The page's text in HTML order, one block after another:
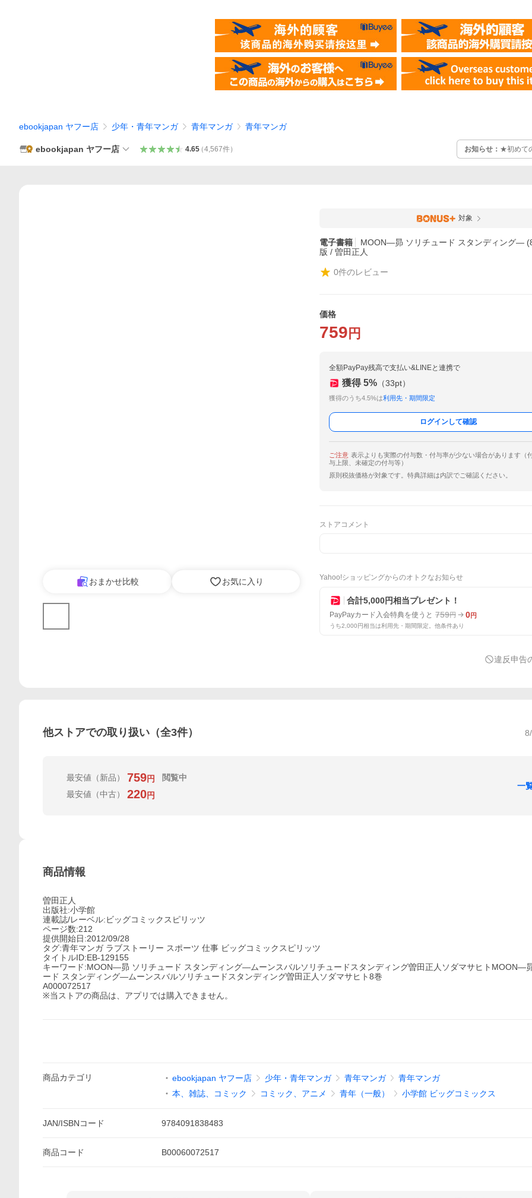
ebookjapan ヤフー店 少年・青年マンガ 青年マンガ 青年マンガ
ebookjapan ヤフー店 4.65（4,567件） お知らせ： ★初めて
おまかせ比較 お気に入り
対象
電子書籍
MOON―昴 ソリチュード スタンディング―
版 / 曽田正人
0件のレビュー
価格
759 円
全額PayPay残高で支払い&LINEと連携で
獲得 5% （33pt）
獲得のうち4.5%は利用先・期間限定
ログインして確認
ご注意 表示よりも実際の付与数・付与率が少ない場合があります（
与上限、未確定の付与等）
原則税抜価格が対象です。特典詳細は内訳でご確認ください。
ストアコメント
Yahoo!ショッピングからのオトクなお知らせ
合計5,000円相当プレゼント！
PayPayカード入会特典を使うと 759円 0円
うち2,000円相当は利用先・期間限定。他条件あり
違反申告
他ストアでの取り扱い（全3件）
最安値 （新品） 759円
閲覧中
最安値 （中古） 220円
一
商品情報
曽田正人
出版社:小学館
連載誌/レーベル:ビッグコミックスピリッツ
ページ数:212
提供開始日:2012/09/28
タグ:青年マンガ ラブストーリー スポーツ 仕事 ビッグコミックスピリッツ
タイトルID:EB-129155
キーワード:MOON―昴 ソリチュード スタンディング―ムーンスバルソリチュードスタンディング曽田正人ソダマサヒトMOON―
ード スタンディング―ムーンスバルソリチュードスタンディング曽田正人ソダマサヒト8巻
A000072517
※当ストアの商品は、アプリでは購入できません。
商品カテゴリ ebookjapan ヤフー店 少年・青年マンガ 青年マンガ
青年マンガ
本、雑誌、コミック
コミック、アニメ 青年（一般） 小学館 ビッグコミックス
JAN/ISBNコード 9784091838483
商品コード B00060072517